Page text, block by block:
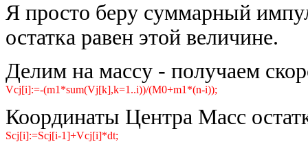
Я просто беру суммарный
остатка равен этой величине.
Делим на массу - получаем
Vcj[i]:=-(m1*sum(Vj[k],k=1..i))/(M0+m1*(n-i));
Координаты Центра Масс
Scj[i]:=Scj[i-1]+Vcj[i]*dt;